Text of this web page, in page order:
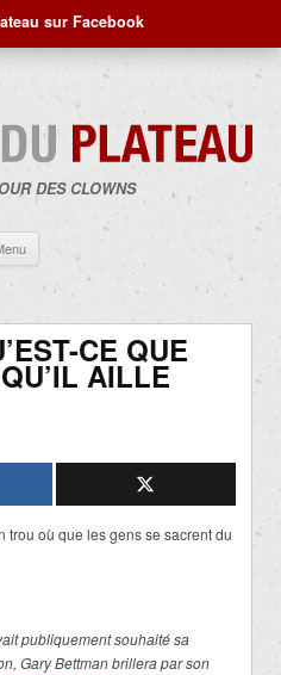
sur Facebook
DES CLOWNS
contenu
CE QUE
AILLE
trou où que les gens se sacrent du
publiquement souhaité sa
Gary Bettman brillera par son